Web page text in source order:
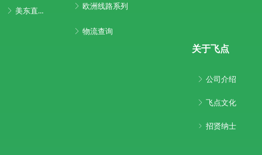
ꁕ 美东直航系列
ꁕ 欧洲线路系列
ꁕ 物流查询
关于飞点
ꁕ 公司介绍
ꁕ 飞点文化
ꁇ 招贤纳士